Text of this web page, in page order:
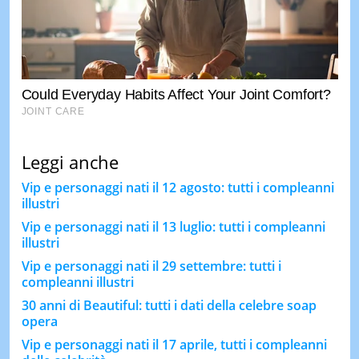
Leggi anche
Vip e personaggi nati il 12 agosto: tutti i compleanni
illustri
Vip e personaggi nati il 13 luglio: tutti i compleanni
illustri
Vip e personaggi nati il 29 settembre: tutti i
compleanni illustri
30 anni di Beautiful: tutti i dati della celebre soap
opera
Vip e personaggi nati il 17 aprile, tutti i compleanni